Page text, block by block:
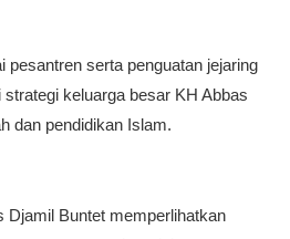
pesantren serta penguatan jejaring
keluarga besar KH Abbas
dan pendidikan Islam.
Djamil Buntet memperlihatkan